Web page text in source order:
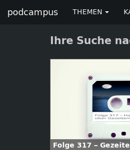
podcampus THEMEN
Ihre Suche
Folge 317 –